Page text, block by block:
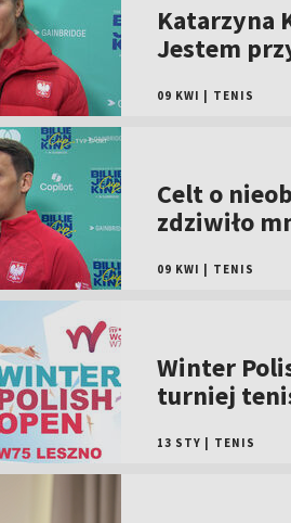
Katarzyna
Jestem
09 KWI TENIS
Celt o
zdziwiło
09 KWI TENIS
Winter
turniej
13 STY TENIS